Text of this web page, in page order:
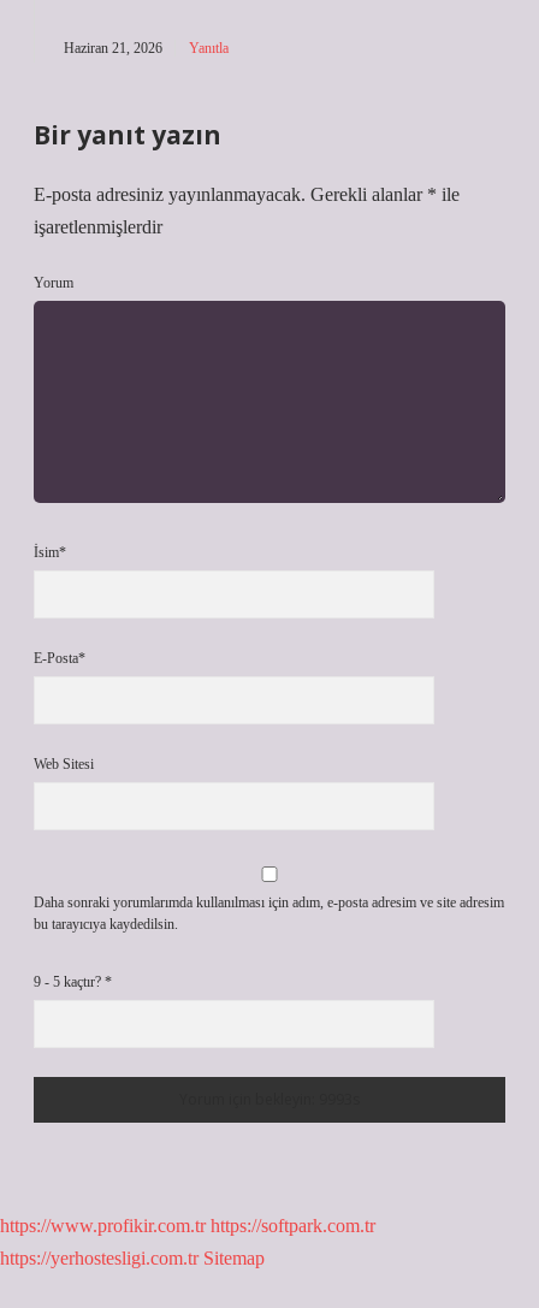
Haziran 21, 2026 Yanıtla
Bir yanıt yazın
E-posta adresiniz yayınlanmayacak. Gerekli alanlar * ile
işaretlenmişlerdir
Yorum
İsim*
E-Posta*
Web Sitesi
Daha sonraki yorumlarımda kullanılması için adım, e-posta adresim ve site adresim
bu tarayıcıya kaydedilsin.
9 - 5 kaçtır? *
https://www.profikir.com.tr https://softpark.com.tr
https://yerhostesligi.com.tr Sitemap